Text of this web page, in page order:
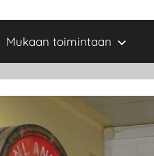
Mukaan toimintaan